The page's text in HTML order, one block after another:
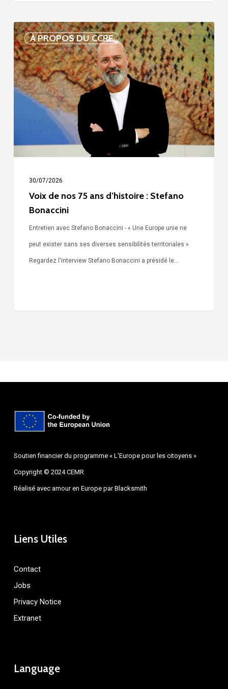
À PROPOS DU CCRE
Voix
de
nos
75
ans
d’histoire
Stefano
Bonaccini
30/07/2026
Voix de nos 75 ans d’histoire : Stefano
Bonaccini
Entretien avec Stefano Bonaccini - « Une Europe unie ne
peut exister sans ses diverses sensibilités territoriales »
Regardez l'interview Stefano Bonaccini a présidé le…
Soutien financier du programme « L'Europe pour les citoyens »
Copyright © 2024 CEMR
Réalisé avec amour en Europe parBlacksmith
Liens Utiles
Contact
Jobs
Privacy Notice
Extranet
Language